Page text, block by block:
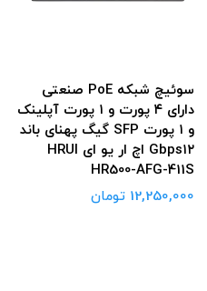
سوئیچ شبکه PoE صنعتی
دارای ۴ پورت و ۱ پورت آپلینک
و ۱ پورت SFP گیگ پهنای باند
Gbps۱۲ اچ ار یو ای HRUI
HR500-AFG-411S
12,250,000 تومان